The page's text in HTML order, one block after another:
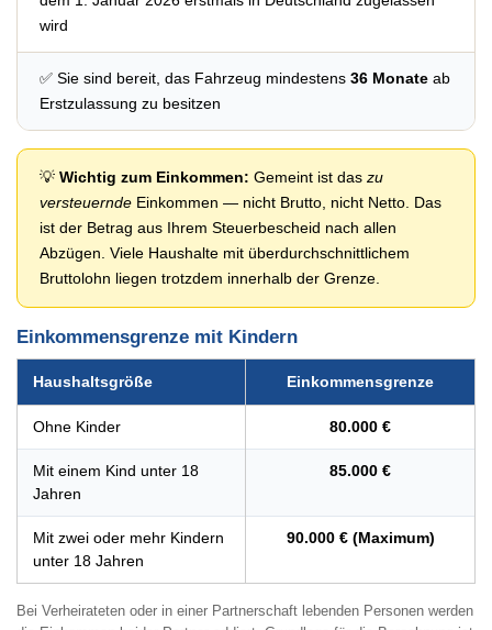
wird
✅ Sie sind bereit, das Fahrzeug mindestens 36 Monate ab
Erstzulassung zu besitzen
💡 Wichtig zum Einkommen: Gemeint ist das zu
versteuernde Einkommen — nicht Brutto, nicht Netto. Das
ist der Betrag aus Ihrem Steuerbescheid nach allen
Abzügen. Viele Haushalte mit überdurchschnittlichem
Bruttolohn liegen trotzdem innerhalb der Grenze.
Einkommensgrenze mit Kindern
Haushaltsgröße Einkommensgrenze
Ohne Kinder 80.000 €
Mit einem Kind unter 18
Jahren
85.000 €
Mit zwei oder mehr Kindern
unter 18 Jahren
90.000 € (Maximum)
Bei Verheirateten oder in einer Partnerschaft lebenden Personen werden